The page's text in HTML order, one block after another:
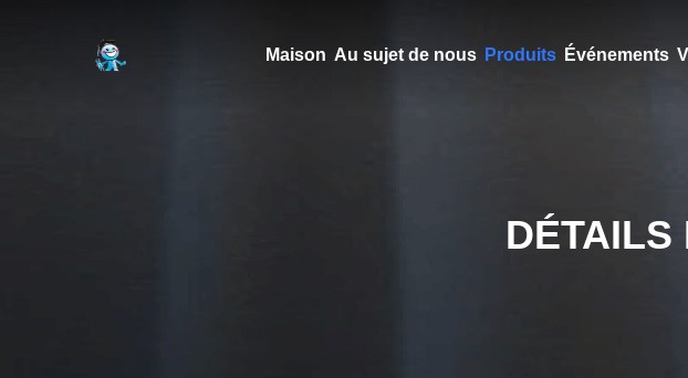
Maison Au sujet de nous Produits Événements
DÉTAILS